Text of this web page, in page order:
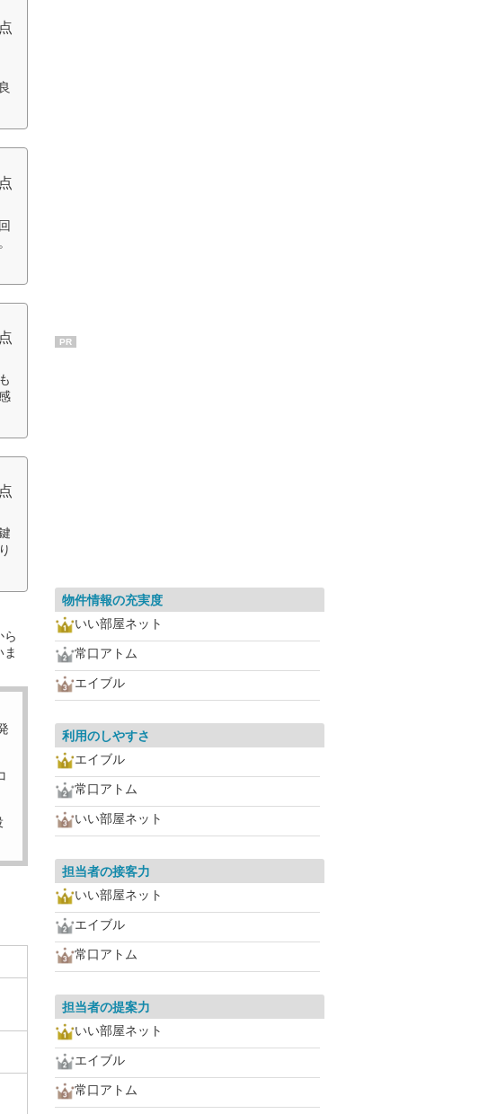
点
点
点
点
ら
PR
物件情報の充実度
いい部屋ネット
常口アトム
エイブル
利用のしやすさ
エイブル
常口アトム
いい部屋ネット
担当者の接客力
いい部屋ネット
エイブル
常口アトム
担当者の提案力
いい部屋ネット
エイブル
常口アトム